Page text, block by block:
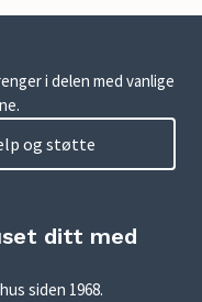
i delen med vanlige
og støtte
ditt med
siden 1968.